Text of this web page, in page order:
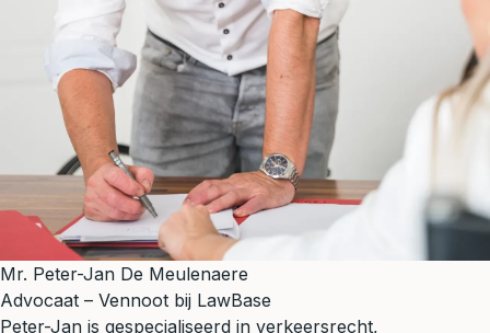
Mr. Peter-Jan De Meulenaere
Advocaat – Vennoot bij LawBase
Peter-Jan is gespecialiseerd in verkeersrecht,